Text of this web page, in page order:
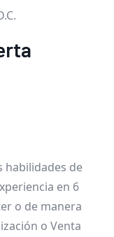
habilidades de
en 6
o de manera
o Venta